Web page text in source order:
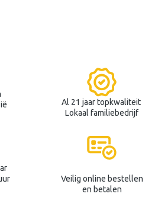
Al 21 jaar topkwaliteit
Lokaal familiebedrijf
Veilig online bestellen
en betalen